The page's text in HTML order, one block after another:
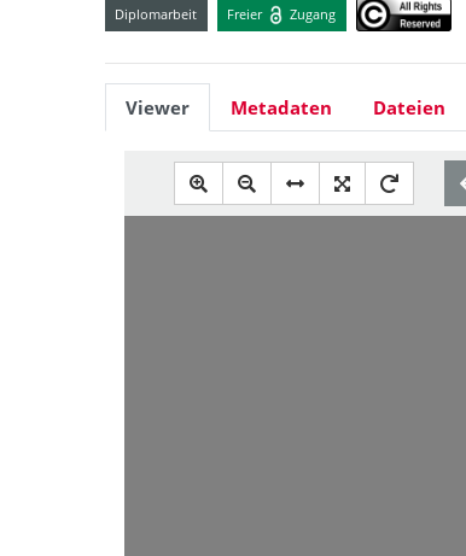
Diplomarbeit Freier Zugang
Viewer Metadaten Dateien